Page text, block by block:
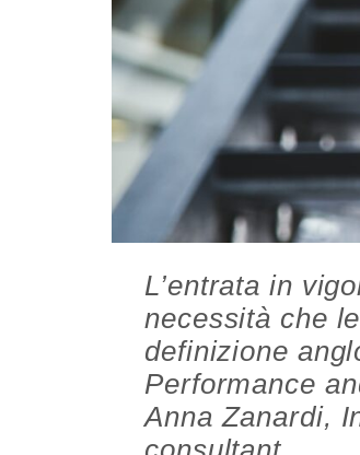
L’entrata in
necessità che
definizione
Performance
Anna Zanardi,